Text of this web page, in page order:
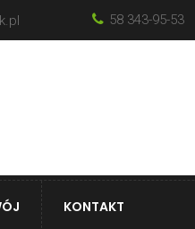
58 343-95-53
KONTAKT